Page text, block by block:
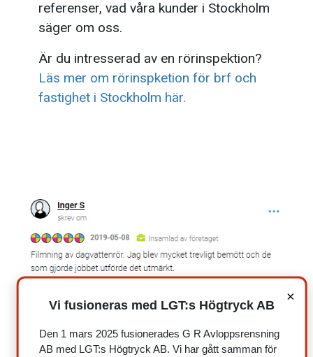
referenser, vad våra kunder i Stockholm
säger om oss.
Är du intresserad av en rörinspektion?
Läs mer om rörinspketion för brf och
fastighet i Stockholm här.
×
Vi fusioneras med LGT:s Högtryck AB
Den 1 mars 2025 fusionerades G R Avloppsrensning
AB med LGT:s Högtryck AB. Vi har gått samman för